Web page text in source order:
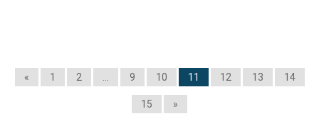
« 1 2 9 10 11 12 13 14
15 »